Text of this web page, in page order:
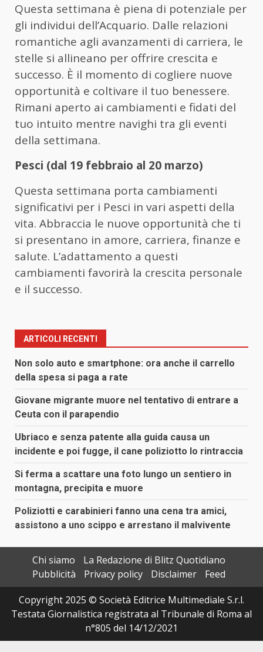
Questa settimana è piena di potenziale per
gli individui dell’Acquario. Dalle relazioni
romantiche agli avanzamenti di carriera, le
stelle si allineano per offrire crescita e
successo. È il momento di cogliere nuove
opportunità e coltivare il tuo benessere.
Rimani aperto ai cambiamenti e fidati del
tuo intuito mentre navighi tra gli eventi
della settimana.
Pesci (dal 19 febbraio al 20 marzo)
Questa settimana porta cambiamenti
significativi per i Pesci in vari aspetti della
vita. Abbraccia le nuove opportunità che ti
si presentano in amore, carriera, finanze e
salute. L’adattamento a questi
cambiamenti favorirà la crescita personale
e il successo.
ARTICOLI RECENTI
Non solo auto e smartphone: ora anche il carrello
della spesa si paga a rate
Giovane migrante muore nel tentativo di entrare a
Ceuta con il parapendio
Ubriaco e senza patente alla guida causa un
incidente e poi fugge, il cane poliziotto lo rintraccia
Si ferma a scattare una foto lungo un sentiero in
montagna, precipita e muore
Poliziotti e carabinieri fanno una cena tra amici,
assistono a uno scippo e arrestano il malvivente
Chi siamo
La Redazione di Blitz Quotidiano
Pubblicità
Privacy policy Disclaimer
Feed
Copyright 2025 © Società Editrice Multimediale S.r.l.
Testata Giornalistica registrata al Tribunale di Roma al
n°805 del 14/12/2021